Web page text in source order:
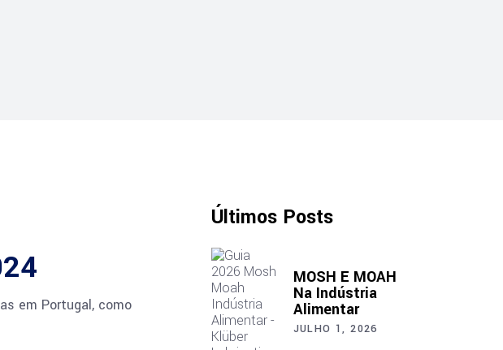
em Portugal, como
Últimos Posts
MOSH E MOAH
Na Indústria
Alimentar
JULHO 1, 2026